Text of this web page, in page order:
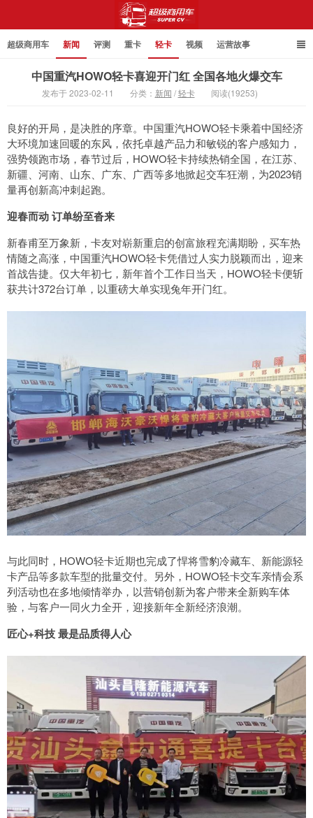
超级商用车 新闻 评测 重卡 轻卡 视频 运营故事
中国重汽HOWO轻卡喜迎开门红 全国各地火爆交车
发布于 2023-02-11 分类： 新闻 /轻卡 阅读(19253)
良好的开局，是决胜的序章。中国重汽HOWO轻卡乘着中国经济
大环境加速回暖的东风，依托卓越产品力和敏锐的客户感知力，
强势领跑市场，春节过后，HOWO轻卡持续热销全国，在江苏、
新疆、河南、山东、广东、广西等多地掀起交车狂潮，为2023销
量再创新高冲刺起跑。
迎春而动 订单纷至沓来
新春甫至万象新，卡友对崭新重启的创富旅程充满期盼，买车热
情随之高涨，中国重汽HOWO轻卡凭借过人实力脱颖而出，迎来
首战告捷。仅大年初七，新年首个工作日当天，HOWO轻卡便斩
获共计372台订单，以重磅大单实现兔年开门红。
与此同时，HOWO轻卡近期也完成了悍将雪豹冷藏车、新能源轻
卡产品等多款车型的批量交付。另外，HOWO轻卡交车亲情会系
列活动也在多地倾情举办，以营销创新为客户带来全新购车体
验，与客户一同火力全开，迎接新年全新经济浪潮。
匠心+科技 最是品质得人心